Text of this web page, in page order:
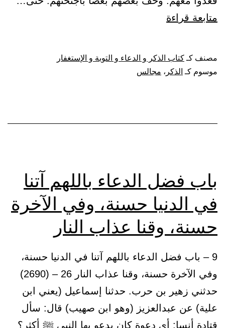
متابعة قراءة
الذكر
مصنف كـ كتاب الذكر و الدعاء و التوبة و الإستغفار
موسوم كـ الذكر ، مجالس
باب فضل الدعاء باللهم آتنا
في الدنيا حسنة، وفي الآخرة
حسنة، وقنا عذاب النار
9 – باب فضل الدعاء باللهم آتنا في الدنيا حسنة،
وفي الآخرة حسنة، وقنا عذاب النار 26 – (2690)
حدثني زهير بن حرب. حدثنا إسماعيل (يعني ابن
علية) عن عبدالعزيز (وهو ابن صهيب) قال: سأل
قتادة أنسا: أي دعوة كان يدعو بها النبي ﷺ أكثر؟